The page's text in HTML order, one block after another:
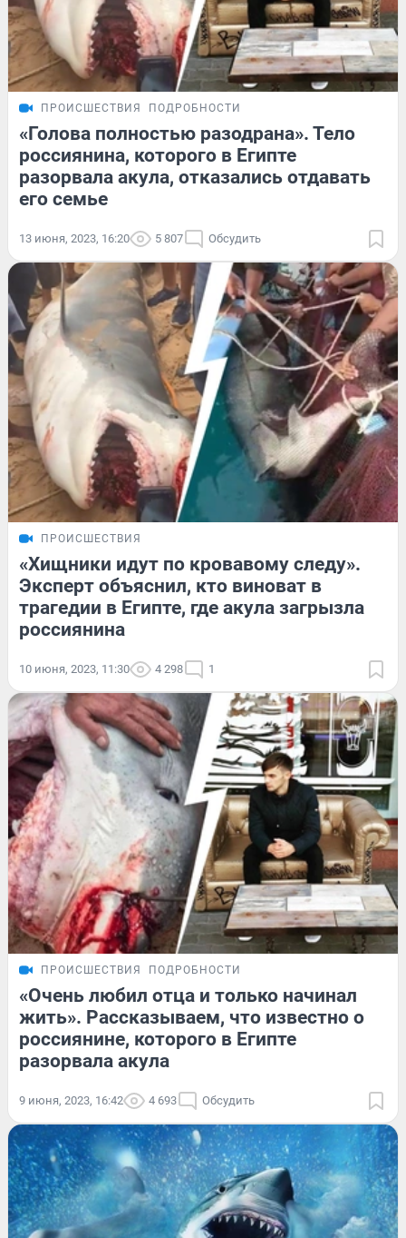
ПРОИСШЕСТВИЯ ПОДРОБНОСТИ
«Голова полностью разодрана». Тело
россиянина, которого в Египте
разорвала акула, отказались отдавать
его семье
13 июня, 2023, 16:20 5 807 Обсудить
ПРОИСШЕСТВИЯ
«Хищники идут по кровавому следу».
Эксперт объяснил, кто виноват в
трагедии в Египте, где акула загрызла
россиянина
10 июня, 2023, 11:30 4 298 1
ПРОИСШЕСТВИЯ ПОДРОБНОСТИ
«Очень любил отца и только начинал
жить». Рассказываем, что известно о
россиянине, которого в Египте
разорвала акула
9 июня, 2023, 16:42 4 693 Обсудить